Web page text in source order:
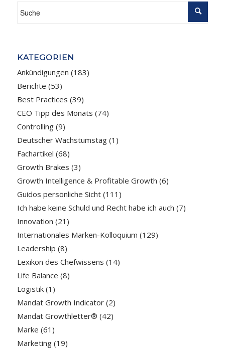
KATEGORIEN
Ankündigungen (183)
Berichte (53)
Best Practices (39)
CEO Tipp des Monats (74)
Controlling(9)
Deutscher Wachstumstag(1)
Fachartikel (68)
Growth Brakes (3)
Growth Intelligence & Profitable Growth (6)
Guidos persönliche Sicht(111)
Ich habe keine Schuld und Recht habe ich auch (7)
Innovation (21)
Internationales Marken-Kolloquium (129)
Leadership (8)
Lexikon des Chefwissens (14)
Life Balance (8)
Logistik(1)
Mandat Growth Indicator(2)
Mandat Growthletter® (42)
Marke (61)
Marketing(19)